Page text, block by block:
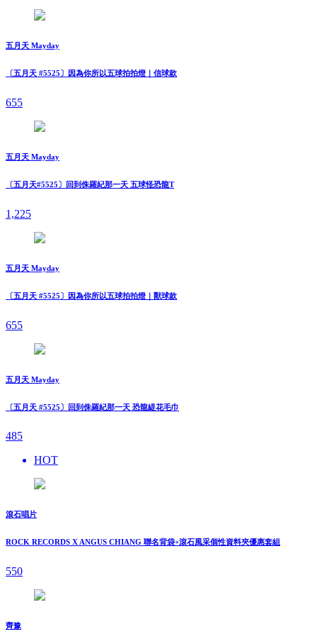
五月天 Mayday
〔五月天 #5525〕因為你所以五球拍拍燈｜信球款
655
五月天 Mayday
〔五月天#5525〕回到侏羅紀那一天 五球怪恐龍T
1,225
五月天 Mayday
〔五月天 #5525〕因為你所以五球拍拍燈｜獸球款
655
五月天 Mayday
〔五月天 #5525〕回到侏羅紀那一天 恐龍緹花毛巾
485
HOT
滾石唱片
ROCK RECORDS X ANGUS CHIANG 聯名背袋+滾石風采個性資料夾優惠套組
550
齊豫